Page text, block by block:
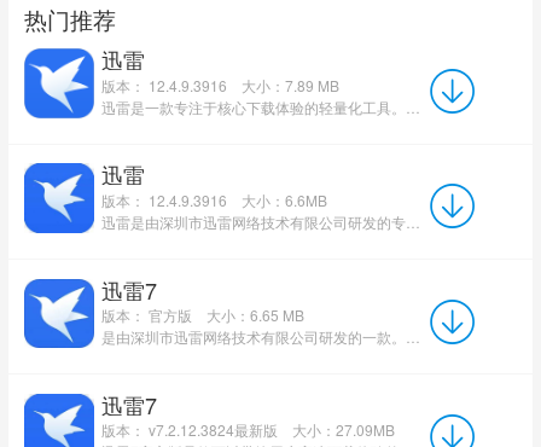
热门推荐
迅雷
版本： 12.4.9.3916
大小：7.89 MB
迅雷
版本： 12.4.9.3916
大小：6.6MB
迅雷是由深圳市迅雷网络技术有限公司研发的专业下载软件，目前已经发展至第12代，凭借其卓越性能持续获得广大...
迅雷7
版本： 官方版
大小：6.65 MB
迅雷7
版本： v7.2.12.3824最新版
大小：27.09MB